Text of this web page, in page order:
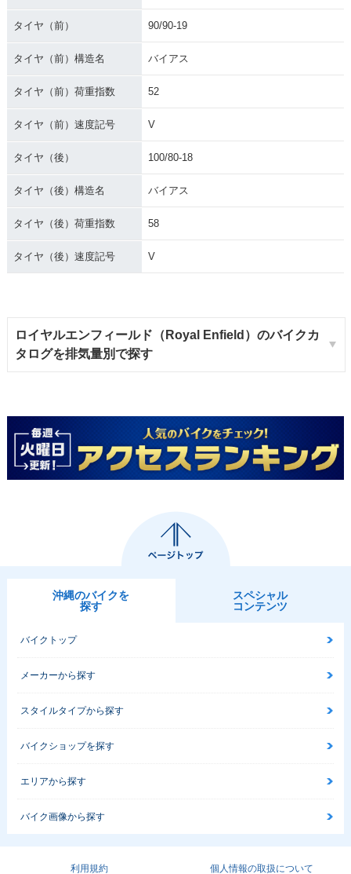
タイヤ（前） 90/90-19
タイヤ（前）構造名 バイアス
タイヤ（前）荷重指数 52
タイヤ（前）速度記号 V
タイヤ（後） 100/80-18
タイヤ（後）構造名 バイアス
タイヤ（後）荷重指数 58
タイヤ（後）速度記号 V
ロイヤルエンフィールド（Royal Enfield）のバイクカ
タログを排気量別で探す
沖縄のバイクを
探す
スペシャル
コンテンツ
バイクトップ
メーカーから探す
スタイルタイプから探す
バイクショップを探す
エリアから探す
バイク画像から探す
利用規約 個人情報の取扱について